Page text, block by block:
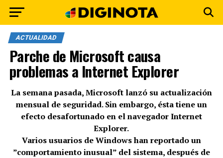
ACTUALIDAD
Parche de Microsoft causa
problemas a Internet Explorer
La semana pasada, Microsoft lanzó su actualización
mensual de seguridad. Sin embargo, ésta tiene un
efecto desafortunado en el navegador Internet
Explorer.
Varios usuarios de Windows han reportado un
”comportamiento inusual” del sistema, después de